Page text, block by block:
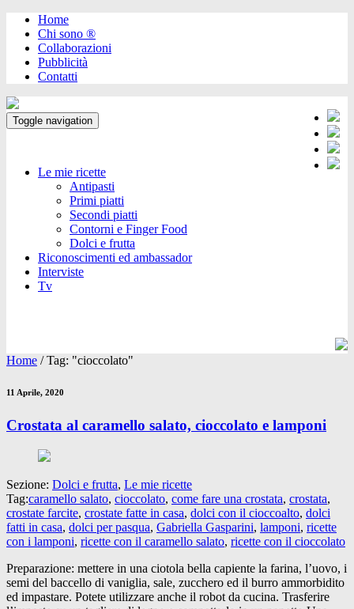
Home
Chi sono ®️
Collaborazioni
Pubblicità
Contatti
Toggle navigation
Le mie ricette
Antipasti
Primi piatti
Secondi piatti
Contorni e Finger Food
Dolci e frutta
Riconoscimenti ed ambassador
Interviste
Tv
Home /Tag: "cioccolato"
11 Aprile, 2020
Crostata al caramello salato, cioccolato e lamponi
Sezione: Dolci e frutta, Le mie ricette
Tag:caramello salato, cioccolato, come fare una crostata, crostata,
crostate farcite, crostate fatte in casa, dolci con il cioccoalto, dolci
fatti in casa, dolci per pasqua, Gabriella Gasparini, lamponi, ricette
con i lamponi, ricette con il caramello salato, ricette con il cioccolato
Preparazione: mettere in una ciotola bella capiente la farina, l’uovo, i
semi del baccello di vaniglia, sale, zucchero ed il burro ammorbidito
ed impastare. Potete utilizzare anche il robot da cucina. Trasferire